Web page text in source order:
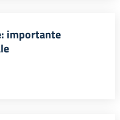
importante